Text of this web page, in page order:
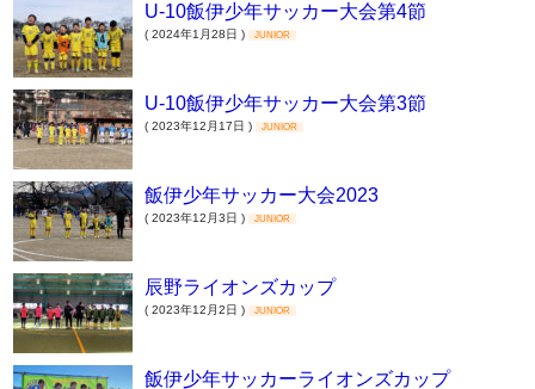
U-10飯伊少年サッカー大会第4節
( 2024年1月28日 ) JUNIOR
U-10飯伊少年サッカー大会第3節
( 2023年12月17日 ) JUNIOR
飯伊少年サッカー大会2023
( 2023年12月3日 ) JUNIOR
辰野ライオンズカップ
( 2023年12月2日 ) JUNIOR
飯伊少年サッカーライオンズカップ